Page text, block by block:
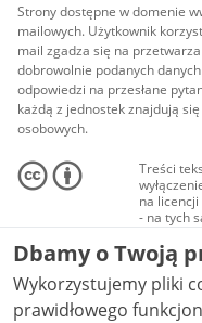
Strony dostępne w domenie
mailowych. Użytkownik
mail zgadza się na
dobrowolnie podanych
odpowiedzi na przesłane
każdą z jednostek znajdują
osobowych.
Treści
na
- na tych
Materiały
audio i
Creative
NC-ND
Dbamy o Twoją
Wykorzystujemy pliki
prawidłowego